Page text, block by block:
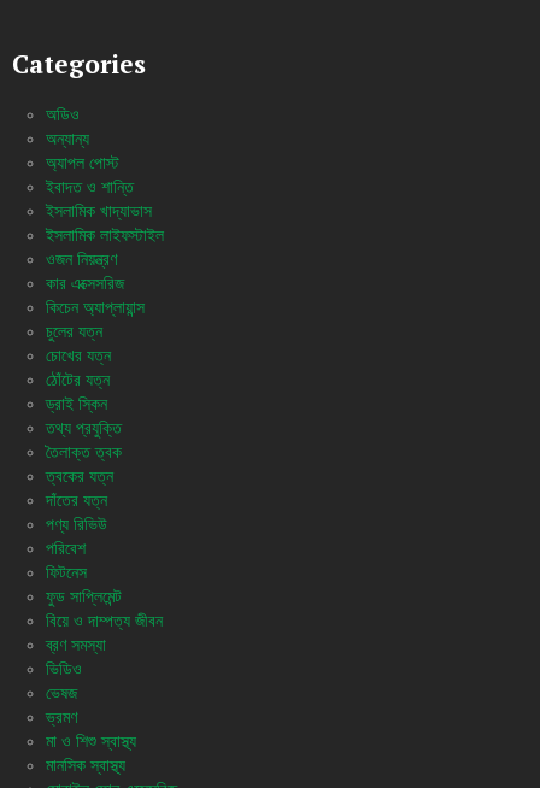
Categories
অডিও
অন্যান্য
অ্যাপল পোস্ট
ইবাদত ও শান্তি
ইসলামিক খাদ্যাভাস
ইসলামিক লাইফস্টাইল
ওজন নিয়ন্ত্রণ
কার এক্সেসরিজ
কিচেন অ্যাপ্লায়ান্স
চুলের যত্ন
চোখের যত্ন
ঠোঁটের যত্ন
ড্রাই স্কিন
তথ্য প্রযুক্তি
তৈলাক্ত ত্বক
ত্বকের যত্ন
দাঁতের যত্ন
পণ্য রিভিউ
পরিবেশ
ফিটনেস
ফুড সাপ্লিমেন্ট
বিয়ে ও দাম্পত্য জীবন
ব্রণ সমস্যা
ভিডিও
ভেষজ
ভ্রমণ
মা ও শিশু স্বাস্থ্য
মানসিক স্বাস্থ্য